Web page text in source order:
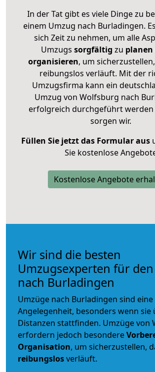
In der Tat gibt es viele Dinge zu
einem Umzug nach Burladingen.
sich Zeit zu nehmen, um alle
Umzugs sorgfältig zu planen
organisieren, um
reibungslos verläuft. Mit der
Umzugsfirma kann ein
Umzug von Wolfsburg nach
erfolgreich durchgeführt
sorgen wir.
Füllen Sie jetzt das Formular aus
Sie kostenlose
Kostenlose Angebote
Wir sind die besten
Umzugsexperten für
nach Burladingen
Umzüge nach Burladingen sind
Angelegenheit, besonders wenn sie
Distanzen stattfinden. Umzüge von
erfordern jedoch besondere
Organisation, um sicherzustellen,
reibungslosverläuft.